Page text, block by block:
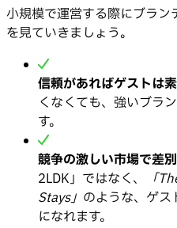
小規模で運営する際にブラ
を見ていきましょう。
信頼があればゲストは
くなくても、強いブラ
す。
競争の激しい市場で差
2LDK」ではなく、
「
Stays」 のような、ゲ
になれます。